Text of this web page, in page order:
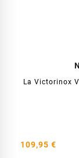
La Victorinox
109,95 €